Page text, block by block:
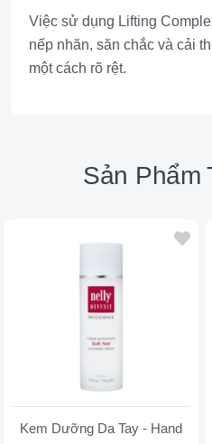
Việc sử dụng Lifting
nếp nhăn, săn chắc và cải
một cách rõ rệt.
Sản Phẩm
Kem Dưỡng Da Tay - Hand